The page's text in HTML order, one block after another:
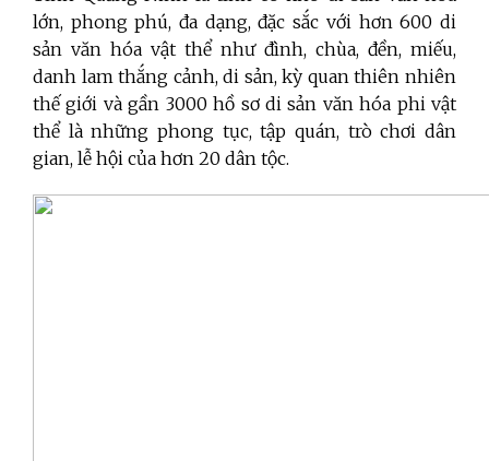
lớn, phong phú, đa dạng, đặc sắc với hơn 600 di
sản văn hóa vật thể như đình, chùa, đền, miếu,
danh lam thắng cảnh, di sản, kỳ quan thiên nhiên
thế giới và gần 3000 hồ sơ di sản văn hóa phi vật
thể là những phong tục, tập quán, trò chơi dân
gian, lễ hội của hơn 20 dân tộc.